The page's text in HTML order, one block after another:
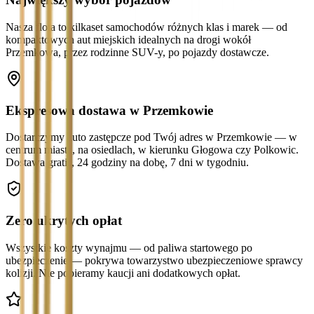
Nasza flota to kilkaset samochodów różnych klas i marek — od
kompaktowych aut miejskich idealnych na drogi wokół
Przemkowa, przez rodzinne SUV-y, po pojazdy dostawcze.
Ekspresowa dostawa w Przemkowie
Dostarczymy auto zastępcze pod Twój adres w Przemkowie — w
centrum miasta, na osiedlach, w kierunku Głogowa czy Polkowic.
Dostawa gratis, 24 godziny na dobę, 7 dni w tygodniu.
Zero ukrytych opłat
Wszystkie koszty wynajmu — od paliwa startowego po
ubezpieczenie — pokrywa towarzystwo ubezpieczeniowe sprawcy
kolizji. Nie pobieramy kaucji ani dodatkowych opłat.